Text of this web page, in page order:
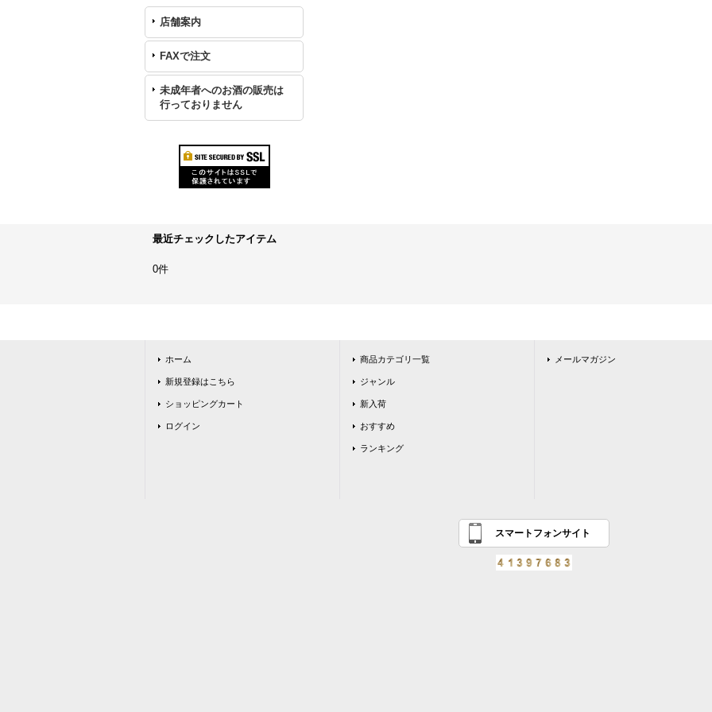
店舗案内
FAXで注文
未成年者へのお酒の販売は
行っておりません
最近チェックしたアイテム
0件
ホーム
新規登録はこちら
ショッピングカート
ログイン
商品カテゴリ一覧
ジャンル
新入荷
おすすめ
ランキング
メールマガジン
スマートフォンサイト